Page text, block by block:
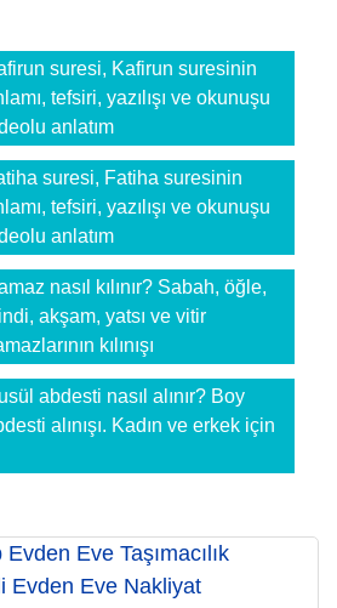
suresi, Kafirun suresinin
tefsiri, yazılışı ve okunuşu
anlatım
suresi, Fatiha suresinin
tefsiri, yazılışı ve okunuşu
anlatım
nasıl kılınır? Sabah, öğle,
akşam, yatsı ve vitir
kılınışı
abdesti nasıl alınır? Boy
alınışı. Kadın ve erkek için
Eve Taşımacılık
Evden Eve Nakliyat